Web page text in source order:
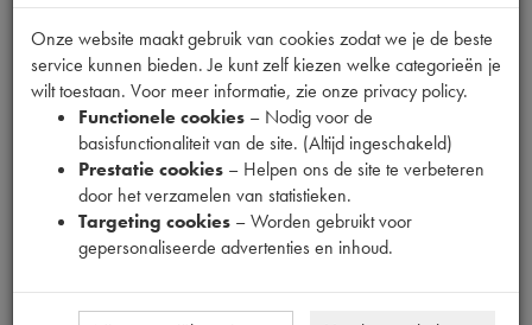
Fabrikant
Productnummer
1938022
36,68 (€30,31excl. btw)
Onze website maakt gebruik van cookies zodat we je de beste
service kunnen bieden. Je kunt zelf kiezen welke categorieën je
wilt toestaan. Voor meer informatie, zie onze privacy policy.
Functionele cookies – Nodig voor de
basisfunctionaliteit van de site. (Altijd ingeschakeld)
Prestatie cookies – Helpen ons de site te verbeteren
door het verzamelen van statistieken.
Targeting cookies – Worden gebruikt voor
gepersonaliseerde advertenties en inhoud.